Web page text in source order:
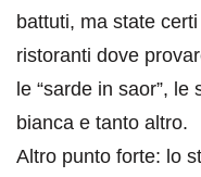
battuti, ma state
ristoranti dove
le “sarde in saor”,
bianca e tanto altro.
Altro punto forte: lo